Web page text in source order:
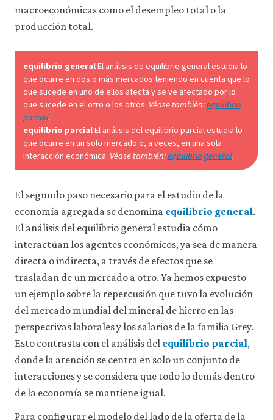
fin.
obtener
información
más
sobre
cookies
que
utilizamos,
consulta
nuestra
de
privacidad
Aceptar
solo
cookies
necesarias
Aceptar
todas
las
cookies
macroeconómicas como el desempleo total o la
producción total.
equilibrio generalEl análisis de equilibrio general estudia lo
que ocurre en dos o más mercados teniendo en cuenta que lo
que sucede en uno de ellos afecta y se ve afectado por lo
que sucede en el otro o los otros. Véase también:equilibrio
parcial.
equilibrio parcialEl análisis del equilibrio parcial estudia lo
que ocurre en un solo mercado o, a veces, en una sola
interacción económica. Véase también:equilibrio general.
El segundo paso necesario para el estudio de la
economía agregada se denomina equilibrio general.
El análisis del equilibrio general estudia cómo
interactúan los agentes económicos, ya sea de manera
directa o indirecta, a través de efectos que se
trasladan de un mercado a otro. Ya hemos expuesto
un ejemplo sobre la repercusión que tuvo la evolución
del mercado mundial del mineral de hierro en las
perspectivas laborales y los salarios de la familia Grey.
Esto contrasta con el análisis del equilibrio parcial,
donde la atención se centra en solo un conjunto de
interacciones y se considera que todo lo demás dentro
de la economía se mantiene igual.
Para configurar el modelo del lado de la oferta de la